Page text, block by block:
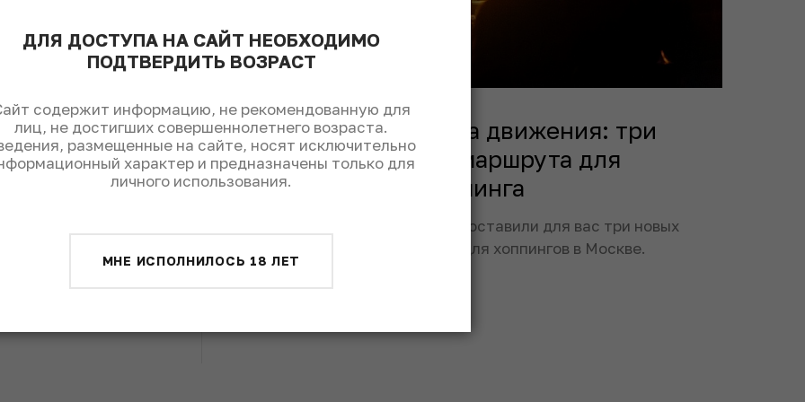
Балтийские вкусы: где
выпить и поесть в
Калининграде
Бар-менеджер Matsu Izakaya & Roku bar
Антон Кишта рекомендовал список мест,
которые точно стоит посетить в
бархоппинга.
Правила движения: три
новых маршрута для
бархоппинга
Эксперты составили для вас три новых
маршрута для хоппингов в Москве.
ДЛЯ ДОСТУПА НА САЙТ НЕОБХОДИМО
ПОДТВЕРДИТЬ ВОЗРАСТ
содержит информацию, не рекомендованную для
лиц, не достигших совершеннолетнего возраста.
размещенные на сайте, носят исключительно
характер и предназначены только для
личного использования.
МНЕ ИСПОЛНИЛОСЬ 18 ЛЕТ